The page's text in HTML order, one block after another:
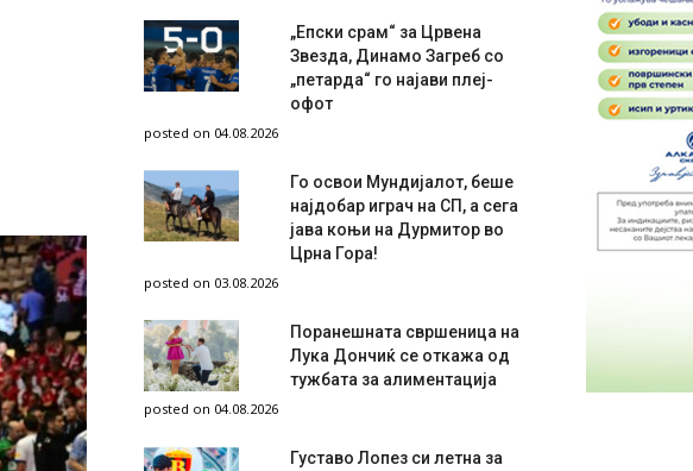
„Епски срам“ за Црвена
Звезда, Динамо Загреб со
„петарда“ го најави плеј-
офот
posted on 04.08.2026
Го освои Мундијалот, беше
најдобар играч на СП, а сега
јава коњи на Дурмитор во
Црна Гора!
posted on 03.08.2026
Поранешната свршеница на
Лука Дончиќ се откажа од
тужбата за алиментација
posted on 04.08.2026
Густаво Лопез си летна за